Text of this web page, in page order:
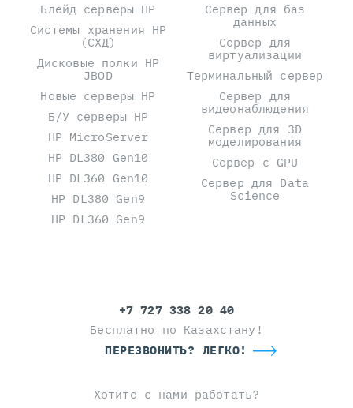
Блейд серверы HP
Системы хранения HP
(СХД)
Дисковые полки HP
JBOD
Новые серверы HP
Б/У серверы HP
HP MicroServer
HP DL380 Gen10
HP DL360 Gen10
HP DL380 Gen9
HP DL360 Gen9
Сервер для баз
данных
Сервер для
виртуализации
Терминальный сервер
Сервер для
видеонаблюдения
Сервер для 3D
моделирования
Сервер с GPU
Сервер для Data
Science
+7 727 338 20 40
Бесплатно по Казахстану!
ПЕРЕЗВОНИТЬ? ЛЕГКО!
Хотите с нами работать?